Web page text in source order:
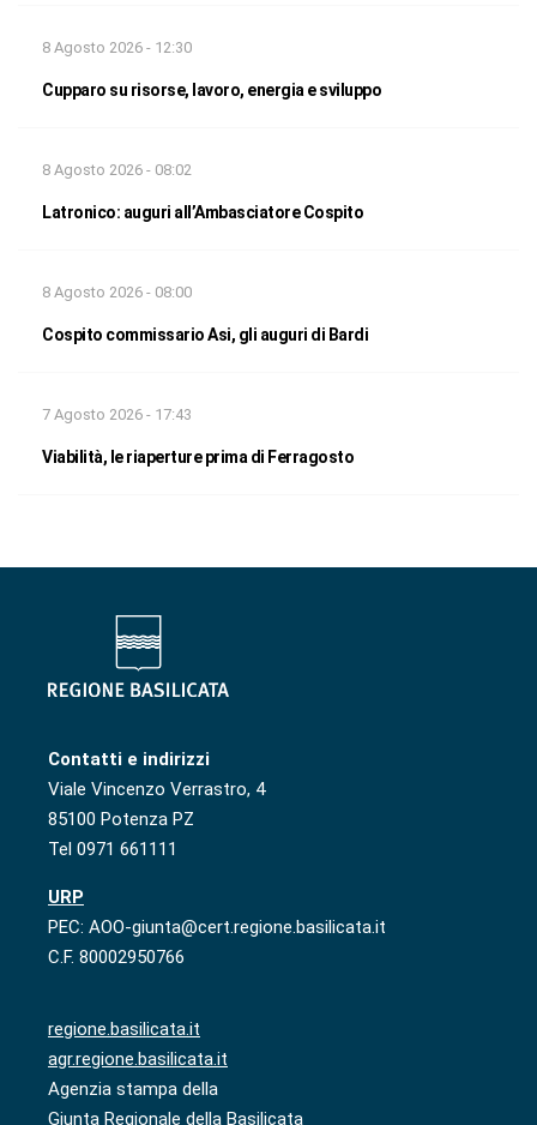
8 Agosto 2026 - 12:30
Cupparo su risorse, lavoro, energia e sviluppo
8 Agosto 2026 - 08:02
Latronico: auguri all’Ambasciatore Cospito
8 Agosto 2026 - 08:00
Cospito commissario Asi, gli auguri di Bardi
7 Agosto 2026 - 17:43
Viabilità, le riaperture prima di Ferragosto
Contatti e indirizzi
Viale Vincenzo Verrastro, 4
85100 Potenza PZ
Tel 0971 661111
URP
PEC: AOO-giunta@cert.regione.basilicata.it
C.F. 80002950766
regione.basilicata.it
agr.regione.basilicata.it
Agenzia stampa della
Giunta Regionale della Basilicata